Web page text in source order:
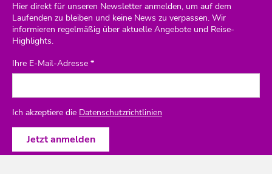
Hier direkt für unseren Newsletter anmelden, um auf dem
Laufenden zu bleiben und keine News zu verpassen. Wir
informieren regelmäßig über aktuelle Angebote und Reise-
Highlights.
Ihre E-Mail-Adresse *
Ich akzeptiere die Datenschutzrichtlinien